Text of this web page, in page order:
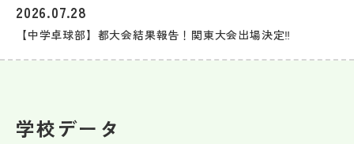
2026.07.28
【中学卓球部】都大会結果報告！関東大会出場決定‼️
学校データ